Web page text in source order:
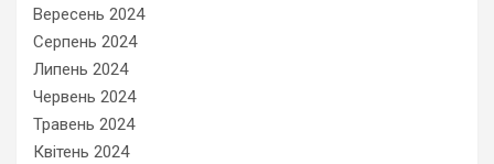
Вересень 2024
Серпень 2024
Липень 2024
Червень 2024
Травень 2024
Квітень 2024